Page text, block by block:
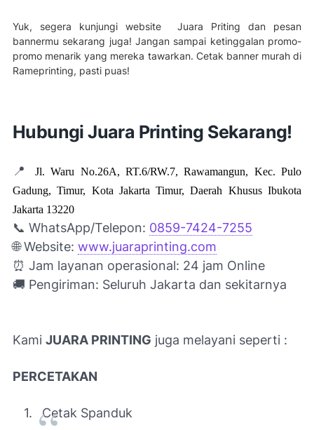
Yuk, segera kunjungi website Juara Priting dan pesan
bannermu sekarang juga! Jangan sampai ketinggalan promo-
promo menarik yang mereka tawarkan. Cetak banner murah di
Rameprinting, pasti puas!
Hubungi Juara Printing Sekarang!
📍
Jl. Waru No.26A, RT.6/RW.7, Rawamangun, Kec. Pulo
Gadung, Timur, Kota Jakarta Timur, Daerah Khusus Ibukota
Jakarta 13220
📞 WhatsApp/Telepon: 0859-7424-7255
🌐 Website: www.juaraprinting.com
⏰ Jam layanan operasional: 24 jam Online
🚚 Pengiriman: Seluruh Jakarta dan sekitarnya
Kami JUARA PRINTING juga melayani seperti :
PERCETAKAN
1. Cetak Spanduk